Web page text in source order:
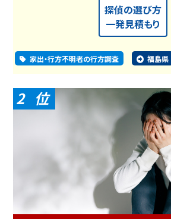
探偵の選び方
一発見積もり
家出・行方不明者の行方調査 福島県
2